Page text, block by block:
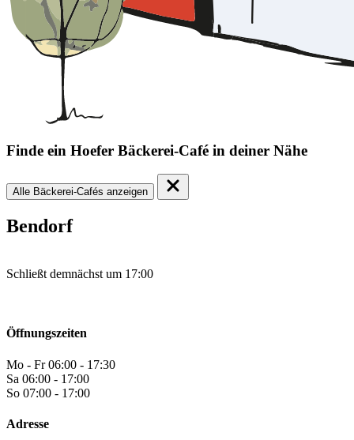
Finde ein Hoefer Bäckerei-Café in deiner Nähe
Alle Bäckerei-Cafés anzeigen
Bendorf
Schließt demnächst um 17:00
Öffnungszeiten
Mo - Fr06:00 - 17:30
Sa 06:00 - 17:00
So 07:00 - 17:00
Adresse